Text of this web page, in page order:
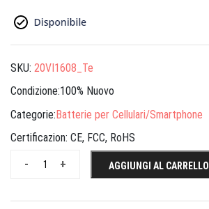
SKU: 20VI1608_Te
Condizione:100% Nuovo
Categorie:Batterie per Cellulari/Smartphone
Certificazion: CE, FCC, RoHS
+
- AGGIUNGI AL CARRELLO